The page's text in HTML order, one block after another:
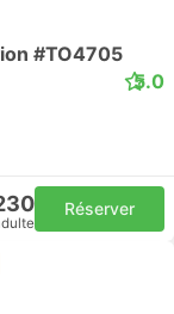
#TO4705
5.0
Réserver